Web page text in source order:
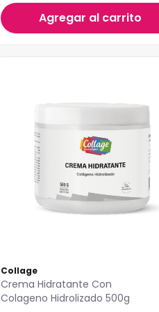
Agregar al carrito
Collage
Crema Hidratante Con
Colageno Hidrolizado 500g